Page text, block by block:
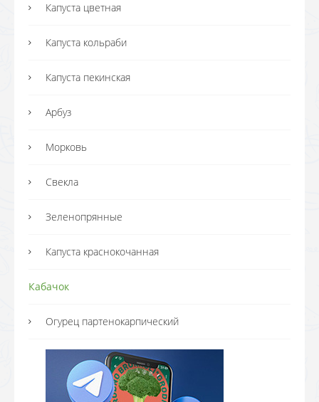
Капуста цветная
Капуста кольраби
Капуста пекинская
Арбуз
Морковь
Свекла
Зеленопрянные
Капуста краснокочанная
Кабачок
Огурец партенокарпический